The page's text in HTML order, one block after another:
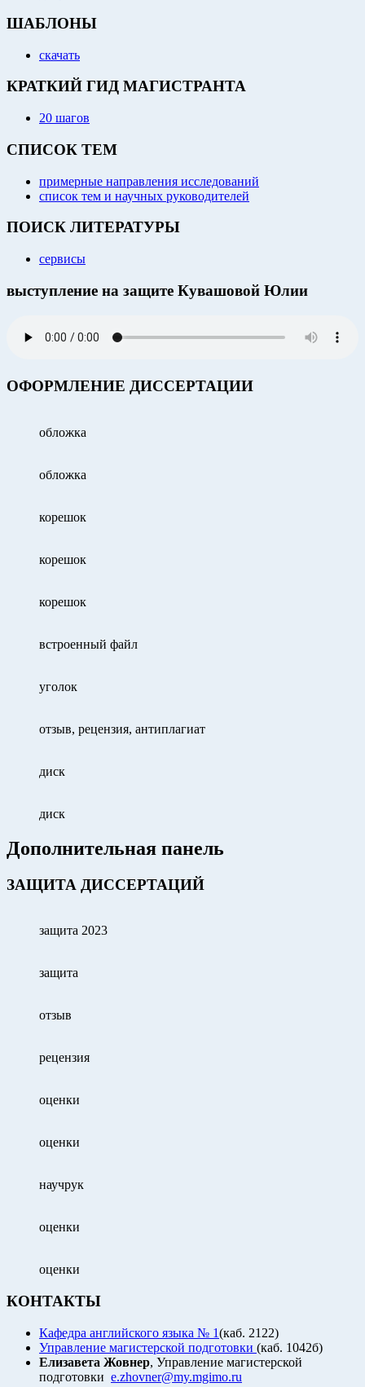
ШАБЛОНЫ
скачать
КРАТКИЙ ГИД МАГИСТРАНТА
20 шагов
СПИСОК ТЕМ
примерные направления исследований
список тем и научных руководителей
ПОИСК ЛИТЕРАТУРЫ
сервисы
выступление на защите Кувашовой Юлии
ОФОРМЛЕНИЕ ДИССЕРТАЦИИ
обложка
обложка
корешок
корешок
корешок
встроенный файл
уголок
отзыв, рецензия, антиплагиат
диск
диск
Дополнительная панель
ЗАЩИТА ДИССЕРТАЦИЙ
защита 2023
защита
отзыв
рецензия
оценки
оценки
научрук
оценки
оценки
КОНТАКТЫ
Кафедра английского языка № 1(каб. 2122)
Управление магистерской подготовки (каб. 1042б)
Елизавета Жовнер, Управление магистерской
подготовки e.zhovner@my.mgimo.ru